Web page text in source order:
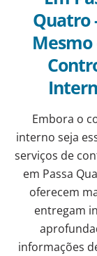
Quatro
Mesmo
Embora o
interno seja
serviços de
em Passa
oferecem
entregam
informações